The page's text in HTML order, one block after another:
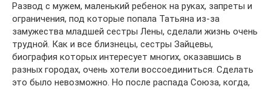
Развод с мужем, маленький ребенок на руках, запреты и
ограничения, под которые попала Татьяна из-за
замужества младшей сестры Лены, сделали жизнь очень
трудной. Как и все близнецы, сестры Зайцевы,
биография которых интересует многих, оказавшись в
разных городах, очень хотели воссоединиться. Сделать
это было невозможно. Но после распада Союза, когда,